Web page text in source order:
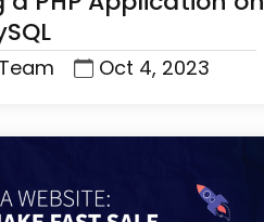
Oct 4, 2023